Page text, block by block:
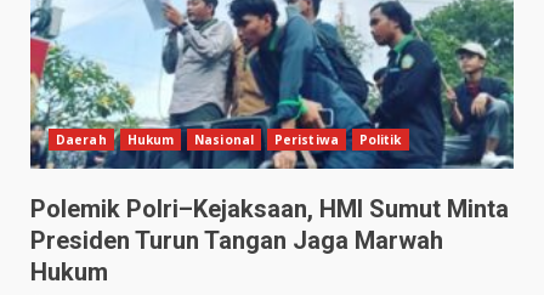
Daerah Hukum Nasional Peristiwa Politik
Polemik Polri–Kejaksaan, HMI Sumut Minta
Presiden Turun Tangan Jaga Marwah
Hukum